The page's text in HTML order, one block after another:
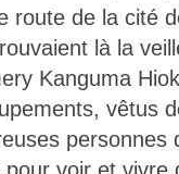
route de la cité
là la
Kanguma
vêtus
personnes